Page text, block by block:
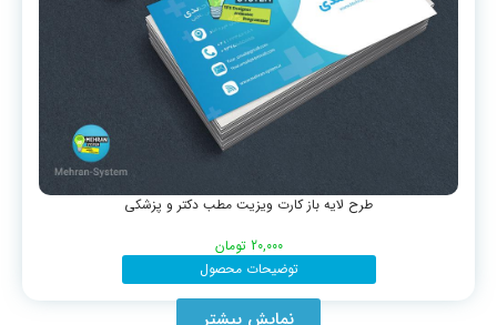
طرح لایه باز کارت ویزیت مطب دکتر و پزشکی
20,000 تومان
توضیحات محصول
نمایش بیشتر